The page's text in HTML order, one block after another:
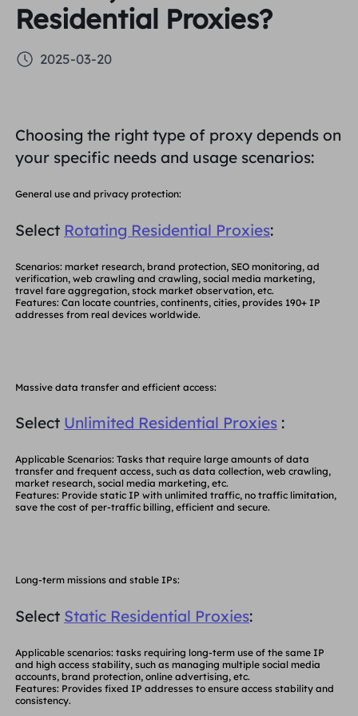
Proxy ISP de longa duração
Proteção da marca
Verificação de anúncios
Ver tudo
PARCEIROS
Programa de afiliados
FERRAMENTAS GRATUITAS
Verificador de proxy
LOCAIS
Brasil
Rússia
Mais integrações
Guia do usuário
INTEGRAÇÕES
Mais integrações
中文
English
Deutsch
Русский
हिंदी
Português
Aproveitar77% de descontoe aja agora!
Residencial $0/GB
Conecte-se Inscrever-se
Residential Proxies?
2025-03-20
Choosing the right type of proxy depends on
your specific needs and usage scenarios:
General use and privacy protection:
Select Rotating Residential Proxies:
Scenarios: market research, brand protection, SEO monitoring, ad
verification, web crawling and crawling, social media marketing,
travel fare aggregation, stock market observation, etc.
Features: Can locate countries, continents, cities, provides 190+ IP
addresses from real devicesworldwide.
Massive data transfer and efficient access:
Select Unlimited Residential Proxies :
Applicable Scenarios: Tasks that require large amounts of data
transfer and frequent access, such as data collection, web crawling,
market research, social media marketing, etc.
Features: Provide static IP withunlimited traffic, no traffic limitation,
save the cost of per-traffic billing, efficient and secure.
Long-term missions and stable IPs:
Select Static Residential Proxies:
Applicable scenarios: tasks requiring long-term use of the same IP
and high access stability, such as managing multiple social media
accounts, brand protection, online advertising, etc.
Features: Providesfixed IPaddresses to ensure access stability and
consistency.